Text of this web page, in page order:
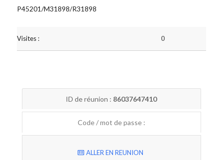
P45201/M31898/R31898
Visites : 0
ID de réunion : 86037647410
Code / mot de passe :
ALLER EN REUNION